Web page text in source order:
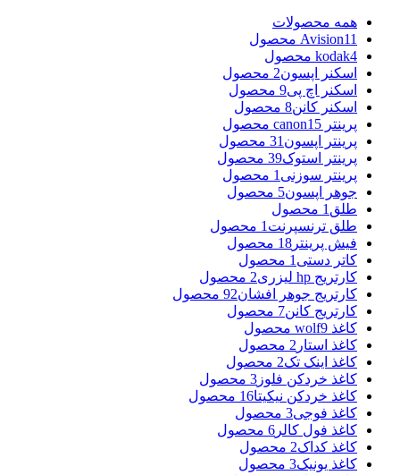
همه محصولات
Avision11 محصول
kodak4 محصول
اسکنر اپسون2 محصول
اسکنر اچ پی9 محصول
اسکنر کانن8 محصول
پرینتر canon 15 محصول
پرینتر اپسون 31 محصول
پرینتر استوک39 محصول
پرینتر سوزنی 1 محصول
جوهر اپسون5 محصول
طلق 1 محصول
طلق ترنسپرنت 1 محصول
فیش پرینتر 18 محصول
کاتر دستی 1 محصول
کارتریج hp لیزری
2 محصول
کارتریج جوهر افشان92 محصول
کارتریج کانن7 محصول
کاغذ wolf 9 محصول
کاغذ استار 2 محصول
کاغذ اینک تک2 محصول
کاغذ خردکن فلوز 3 محصول
کاغذ خردکن نیکیتا16 محصول
کاغذ فوجی3 محصول
کاغذ فول کالر 6 محصول
کاغذ کداک2 محصول
کاغذ یونیک3 محصول